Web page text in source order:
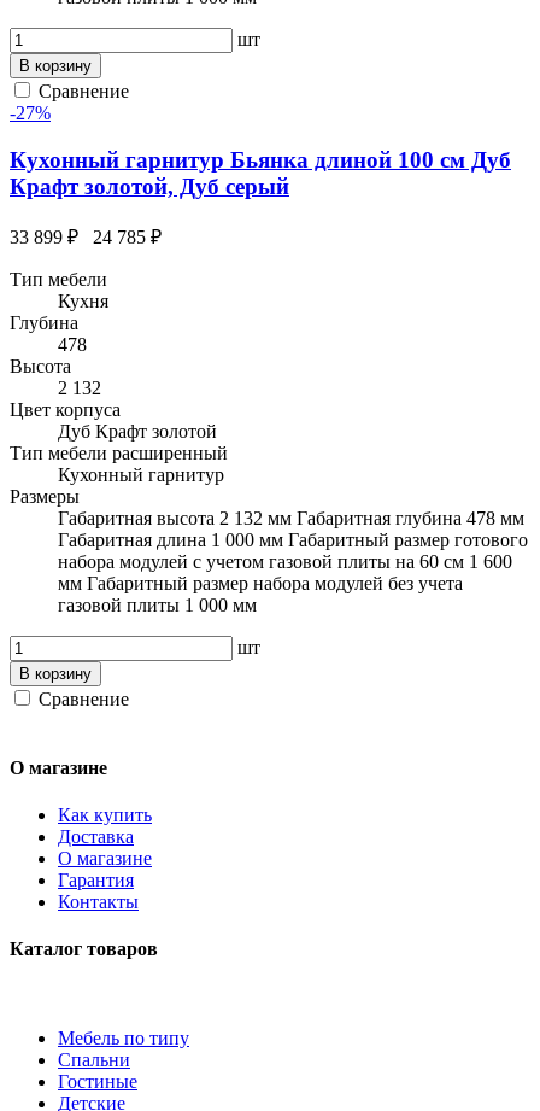
шт
В корзину
Сравнение
-27%
Кухонный гарнитур Бьянка длиной 100 см Дуб
Крафт золотой, Дуб серый
33 899 ₽ 24 785 ₽
Тип мебели
Кухня
Глубина
478
Высота
2 132
Цвет корпуса
Дуб Крафт золотой
Тип мебели расширенный
Кухонный гарнитур
Размеры
Габаритная высота 2 132 мм Габаритная глубина 478 мм
Габаритная длина 1 000 мм Габаритный размер готового
набора модулей с учетом газовой плиты на 60 см 1 600
мм Габаритный размер набора модулей без учета
газовой плиты 1 000 мм
шт
В корзину
Сравнение
О магазине
Как купить
Доставка
О магазине
Гарантия
Контакты
Каталог товаров
Мебель по типу
Спальни
Гостиные
Детские